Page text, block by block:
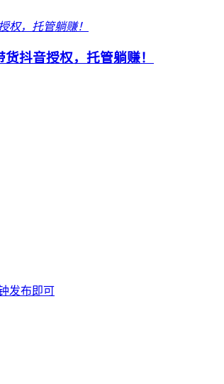
抖音授权，托管躺赚！
发布即可